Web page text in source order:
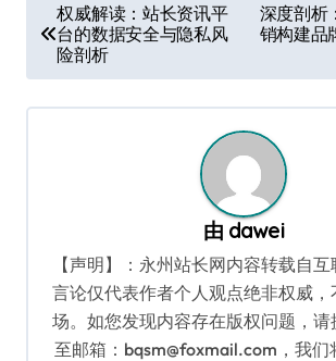
章
导
航
权威解读：站长资讯平
台的数据安全与隐私风
险剖析
深度剖析
销构建品
由 dawei
【声明】：永州站长网内容转载自
言论仅代表作者个人观点绝非权威，
场。如您发现内容存在版权问题，
至邮箱：bqsm@foxmail.com，我们